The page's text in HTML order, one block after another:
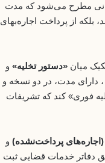
مطرح می‌شود که مدت
بلکه از پرداخت اجاره‌بهای
میان «دستور تخلیه» و
است. اگر قرارداد اجاره طبق قانون روابط موجر و مستأجر مصوب ۱۳۷۶، دارای مدت، در دو نسخه و
فوری» کند که تشریفات
(اجاره‌های پرداخت‌نشده) و
دفاتر خدمات قضایی ثبت